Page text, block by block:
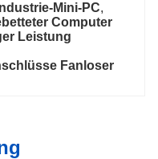
Mini-PC,
Computer
Leistung
Fanloser